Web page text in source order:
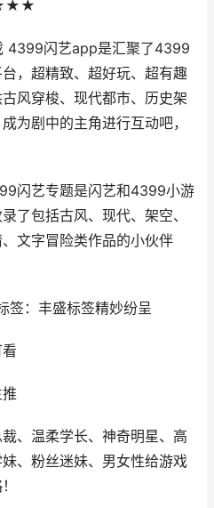
4399闪艺app是汇聚了4399
，超精致、超好玩、超有趣
风穿梭、现代都市、历史架
为剧中的主角进行互动吧，
闪艺专题是闪艺和4399小游
了包括古风、现代、架空、
文字冒险类作品的小伙伴
签：丰盛标签精妙纷呈
、温柔学长、神奇明星、高
、粉丝迷妹、男女性给游戏